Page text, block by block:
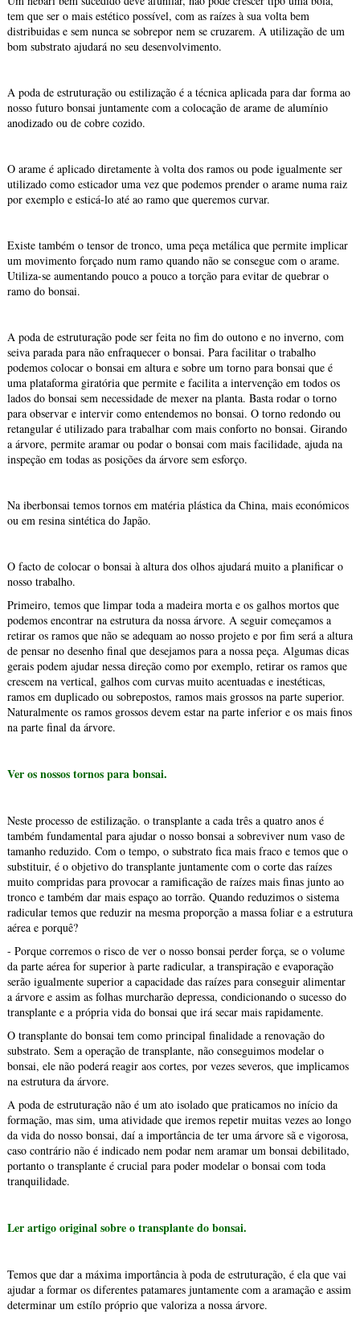
tem que ser o mais estético possível, com as raízes à sua volta bem
distribuidas e sem nunca se sobrepor nem se cruzarem. A utilização de um
bom substrato ajudará no seu desenvolvimento.
A poda de estruturação ou estilização é a técnica aplicada para dar forma ao
nosso futuro bonsai juntamente com a colocação de arame de alumínio
anodizado ou de cobre cozido.
O arame é aplicado diretamente à volta dos ramos ou pode igualmente ser
utilizado como esticador uma vez que podemos prender o arame numa raiz
por exemplo e esticá-lo até ao ramo que queremos curvar.
Existe também o tensor de tronco, uma peça metálica que permite implicar
um movimento forçado num ramo quando não se consegue com o arame.
Utiliza-se aumentando pouco a pouco a torção para evitar de quebrar o
ramo do bonsai.
A poda de estruturação pode ser feita no fim do outono e no inverno, com
seiva parada para não enfraquecer o bonsai. Para facilitar o trabalho
podemos colocar o bonsai em altura e sobre um torno para bonsai que é
uma plataforma giratória que permite e facilita a intervenção em todos os
lados do bonsai sem necessidade de mexer na planta. Basta rodar o torno
para observar e intervir como entendemos no bonsai. O torno redondo ou
retangular é utilizado para trabalhar com mais conforto no bonsai. Girando
a árvore, permite aramar ou podar o bonsai com mais facilidade, ajuda na
inspeção em todas as posições da árvore sem esforço.
Na iberbonsai temos tornos em matéria plástica da China, mais económicos
ou em resina sintética do Japão.
O facto de colocar o bonsai à altura dos olhos ajudará muito a planificar o
nosso trabalho.
Primeiro, temos que limpar toda a madeira morta e os galhos mortos que
podemos encontrar na estrutura da nossa árvore. A seguir começamos a
retirar os ramos que não se adequam ao nosso projeto e por fim será a altura
de pensar no desenho final que desejamos para a nossa peça. Algumas dicas
gerais podem ajudar nessa direção como por exemplo, retirar os ramos que
crescem na vertical, galhos com curvas muito acentuadas e inestéticas,
ramos em duplicado ou sobrepostos, ramos mais grossos na parte superior.
Naturalmente os ramos grossos devem estar na parte inferior e os mais finos
na parte final da árvore.
Ver os nossos tornos para bonsai.
Neste processo de estilização. o transplante a cada três a quatro anos é
também fundamental para ajudar o nosso bonsai a sobreviver num vaso de
tamanho reduzido. Com o tempo, o substrato fica mais fraco e temos que o
substituir, é o objetivo do transplante juntamente com o corte das raízes
muito compridas para provocar a ramificação de raízes mais finas junto ao
tronco e também dar mais espaço ao torrão. Quando reduzimos o sistema
radicular temos que reduzir na mesma proporção a massa foliar e a estrutura
aérea e porquê?
- Porque corremos o risco de ver o nosso bonsai perder força, se o volume
da parte aérea for superior à parte radicular, a transpiração e evaporação
serão igualmente superior a capacidade das raízes para conseguir alimentar
a árvore e assim as folhas murcharão depressa, condicionando o sucesso do
transplante e a própria vida do bonsai que irá secar mais rapidamente.
O transplante do bonsai tem como principal finalidade a renovação do
substrato. Sem a operação de transplante, não conseguimos modelar o
bonsai, ele não poderá reagir aos cortes, por vezes severos, que implicamos
na estrutura da árvore.
A poda de estruturação não é um ato isolado que praticamos no início da
formação, mas sim, uma atividade que iremos repetir muitas vezes ao longo
da vida do nosso bonsai, daí a importância de ter uma árvore sã e vigorosa,
caso contrário não é indicado nem podar nem aramar um bonsai debilitado,
portanto o transplante é crucial para poder modelar o bonsai com toda
tranquilidade.
Ler artigo original sobre o transplante do bonsai.
Temos que dar a máxima importância à poda de estruturação, é ela que vai
ajudar a formar os diferentes patamares juntamente com a aramação e assim
determinar um estílo próprio que valoriza a nossa árvore.